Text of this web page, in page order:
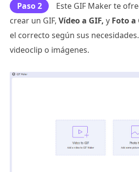
Paso 2
Este GIF Maker te
crear un GIF, Vídeo a GIF, y Foto a
el correcto según sus
videoclip o imágenes.